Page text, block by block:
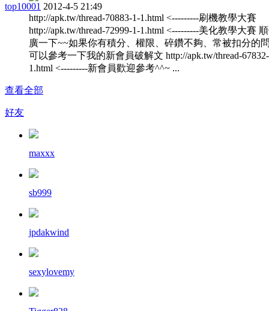
top10001 2012-4-5 21:49
http://apk.tw/thread-70883-1-1.html <---------刷機教學大賽
http://apk.tw/thread-72999-1-1.html <---------美化教學大賽
廣一下~~如果你有積分、權限、碎鑽不夠、常被扣分的問
可以參考一下我的新會員破解文 http://apk.tw/thread-
1.html <---------新會員歡迎參考^^~ ...
查看全部
好友
maxxx
sb999
jpdakwind
sexylovemy